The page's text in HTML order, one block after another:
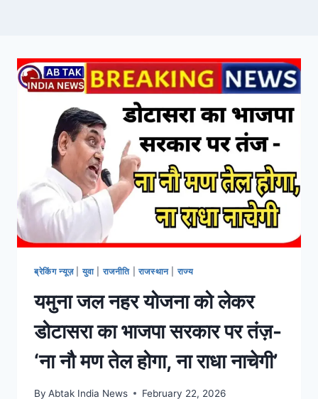
ब्रेकिंग न्यूज़|युवा|राजनीति|राजस्थान |राज्य
यमुना जल नहर योजना को लेकर